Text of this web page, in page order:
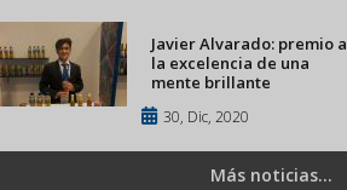
Javier Alvarado: premio a
la excelencia de una
mente brillante
30, Dic, 2020
Más noticias...